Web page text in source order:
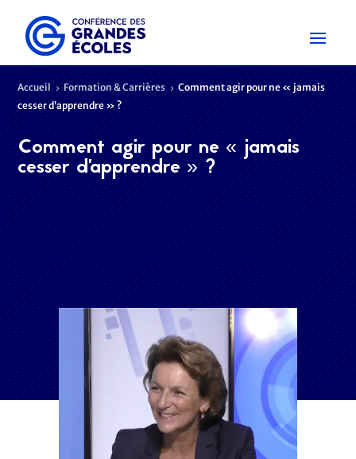
Accueil 5 Formation & Carrières 5 Comment agir pour ne « jamais
cesser d’apprendre » ?
Comment agir pour ne « jamais
cesser d’apprendre » ?